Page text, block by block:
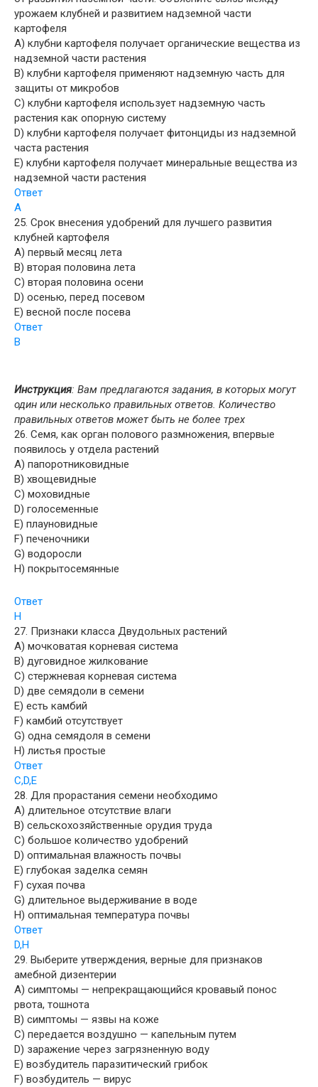
урожаем клубней и развитием надземной части
картофеля
A) клубни картофеля получает органические вещества из
надземной части растения
B) клубни картофеля применяют надземную часть для
защиты от микробов
C) клубни картофеля использует надземную часть
растения как опорную систему
D) клубни картофеля получает фитонциды из надземной
часта растения
E) клубни картофеля получает минеральные вещества из
надземной части растения
Ответ
A
25. Срок внесения удобрений для лучшего развития
клубней картофеля
A) первый месяц лета
B) вторая половина лета
C) вторая половина осени
D) осенью, перед посевом
E) весной после посева
Ответ
В
Инструкция: Вам предлагаются задания, в которых могут
один или несколько правильных ответов. Количество
правильных ответов может быть не более трех
26. Семя, как орган полового размножения, впервые
появилось у отдела растений
A) папоротниковидные
B) хвощевидные
C) моховидные
D) голосеменные
E) плауновидные
F) печеночники
G) водоросли
H) покрытосемянные
Ответ
H
27. Признаки класса Двудольных растений
A) мочковатая корневая система
B) дуговидное жилкование
C) стержневая корневая система
D) две семядоли в семени
E) есть камбий
F) камбий отсутствует
G) одна семядоля в семени
H) листья простые
Ответ
C,D,E
28. Для прорастания семени необходимо
A) длительное отсутствие влаги
B) сельскохозяйственные орудия труда
C) большое количество удобрений
D) оптимальная влажность почвы
E) глубокая заделка семян
F) сухая почва
G) длительное выдерживание в воде
H) оптимальная температура почвы
Ответ
D,H
29. Выберите утверждения, верные для признаков
амебной дизентерии
A) симптомы — непрекращающийся кровавый понос
рвота, тошнота
B) симптомы — язвы на коже
C) передается воздушно — капельным путем
D) заражение через загрязненную воду
E) возбудитель паразитический грибок
F) возбудитель — вирус